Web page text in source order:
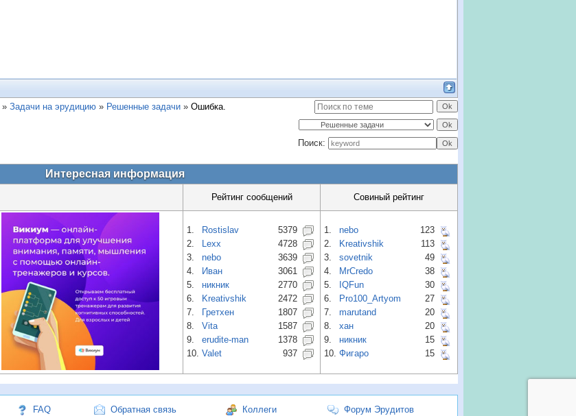
» Задачи на эрудицию » Решенные задачи » Ошибка.
Поиск:
Интересная информация
Рейтинг сообщений Совиный рейтинг
1. Rostislav
5379
2.
Lexx
4728
3.
nebo
3639
4.
Иван
3061
5.
никник
2770
6.
Kreativshik
2472
7.
Гретхен
1807
8.
Vita
1587
9.
erudite-man
1378
10. Valet 937
1. nebo
123
2.
Kreativshik
113
3.
sovetnik
49
4.
MrCredo
38
5.
IQFun
30
6.
Pro100_Artyom
27
7.
marutand
20
8.
хан
20
9.
никник
15
10. Фигаро 15
FAQ Обратная связь Коллеги Форум Эрудитов